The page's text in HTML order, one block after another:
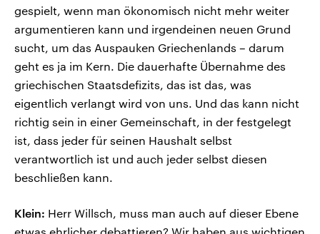
gespielt, wenn man ökonomisch nicht mehr weiter
argumentieren kann und irgendeinen neuen Grund
sucht, um das Auspauken Griechenlands – darum
geht es ja im Kern. Die dauerhafte Übernahme des
griechischen Staatsdefizits, das ist das, was
eigentlich verlangt wird von uns. Und das kann nicht
richtig sein in einer Gemeinschaft, in der festgelegt
ist, dass jeder für seinen Haushalt selbst
verantwortlich ist und auch jeder selbst diesen
beschließen kann.
Klein: Herr Willsch, muss man auch auf dieser Ebene